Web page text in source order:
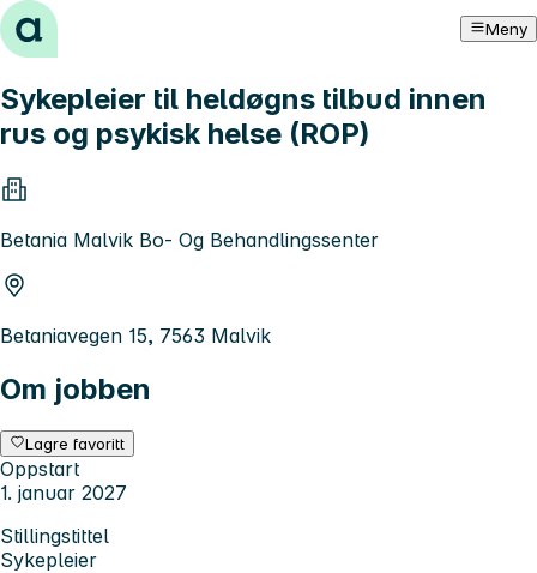
Hopp til innhold Meny
Sykepleier til heldøgns tilbud innen
rus og psykisk helse (ROP)
Betania Malvik Bo- Og Behandlingssenter
Betaniavegen 15, 7563 Malvik
Om jobben
Lagre favoritt
Oppstart
1. januar 2027
Stillingstittel
Sykepleier